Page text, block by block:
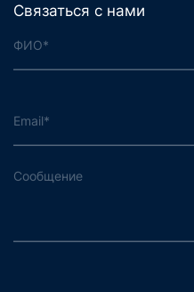
Связаться с нами